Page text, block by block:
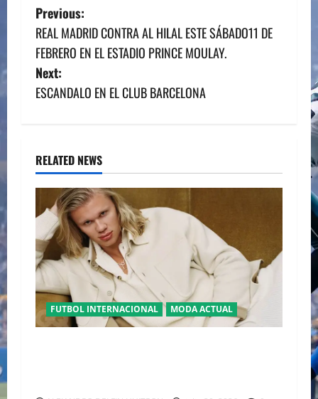
P
o
s
t
a
v
i
g
a
t
Previous:
REAL MADRID CONTRA AL HILAL ESTE SÁBADO11 DE
FEBRERO EN EL ESTADIO PRINCE MOULAY.
Next:
ESCANDALO EN EL CLUB BARCELONA
RELATED NEWS
FUTBOL INTERNACIONAL MODA ACTUAL